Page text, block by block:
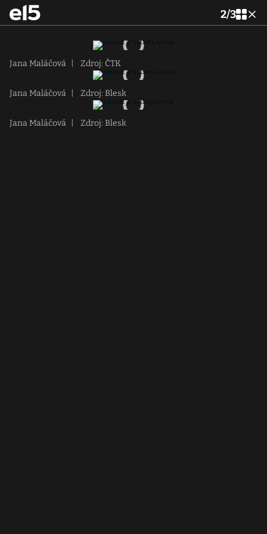
2/3
Jana Maláčová Zdroj: ČTK
Jana Maláčová Zdroj: Blesk
Jana Maláčová Zdroj: Blesk